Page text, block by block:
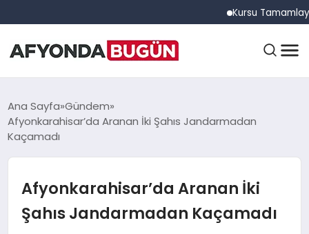
Kursu Tamamlayan
ANASAYFA
GÜNDEM
EĞITIM
Ana Sayfa Gündem
Afyonkarahisar’da Aranan İki Şahıs Jandarmadan
Kaçamadı
Afyonkarahisar’da Aranan İki
Şahıs Jandarmadan Kaçamadı